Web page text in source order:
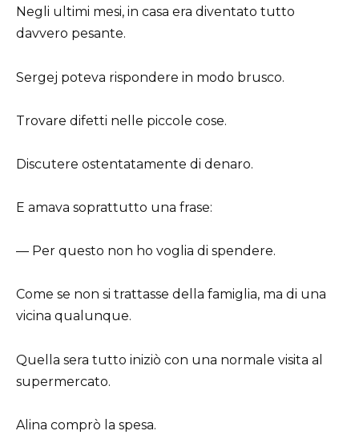
Negli ultimi mesi, in casa era diventato tutto
davvero pesante.
Sergej poteva rispondere in modo brusco.
Trovare difetti nelle piccole cose.
Discutere ostentatamente di denaro.
E amava soprattutto una frase:
— Per questo non ho voglia di spendere.
Come se non si trattasse della famiglia, ma di una
vicina qualunque.
Quella sera tutto iniziò con una normale visita al
supermercato.
Alina comprò la spesa.